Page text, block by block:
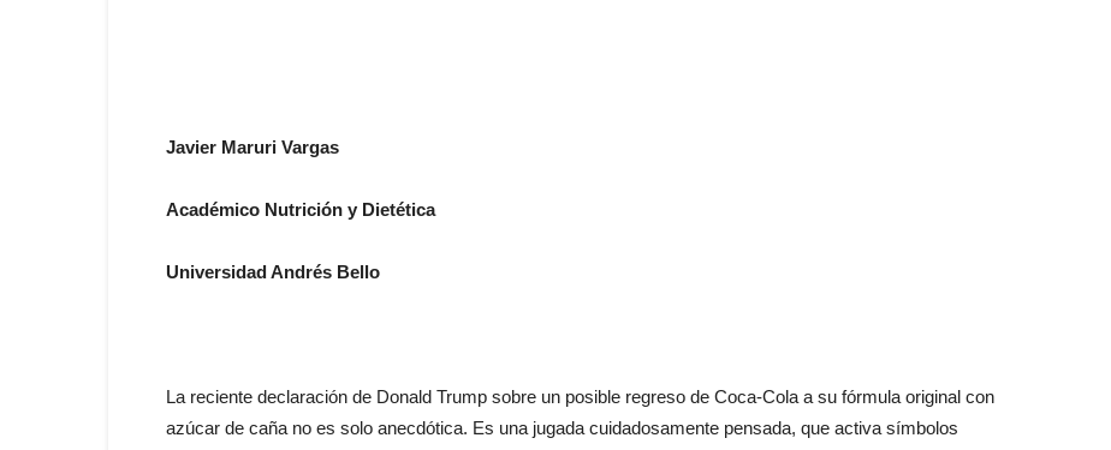
Javier Maruri Vargas
Académico Nutrición y Dietética
Universidad Andrés Bello
La reciente declaración de Donald Trump sobre un posible regreso de Coca-Cola a su fórmula original con
azúcar de caña no es solo anecdótica. Es una jugada cuidadosamente pensada, que activa símbolos